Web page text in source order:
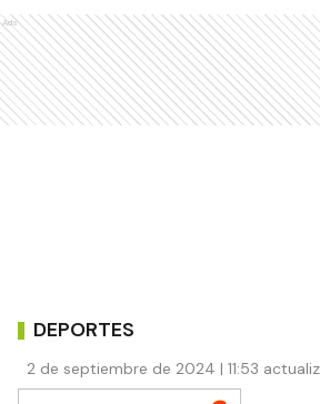
Ads
DEPORTES
2 de septiembre de 2024 | 11:53